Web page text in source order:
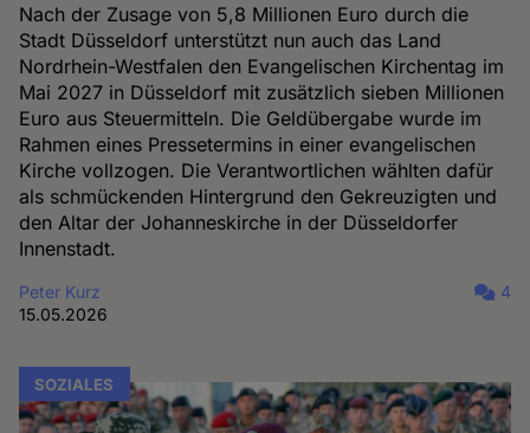
Nach der Zusage von 5,8 Millionen Euro durch die
Stadt Düsseldorf unterstützt nun auch das Land
Nordrhein-Westfalen den Evangelischen Kirchentag im
Mai 2027 in Düsseldorf mit zusätzlich sieben Millionen
Euro aus Steuermitteln. Die Geldübergabe wurde im
Rahmen eines Pressetermins in einer evangelischen
Kirche vollzogen. Die Verantwortlichen wählten dafür
als schmückenden Hintergrund den Gekreuzigten und
den Altar der Johanneskirche in der Düsseldorfer
Innenstadt.
Peter Kurz
15.05.2026
4
SOZIALES